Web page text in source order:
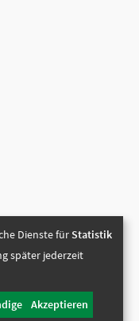
Dienste für Statistik
später jederzeit
Akzeptieren